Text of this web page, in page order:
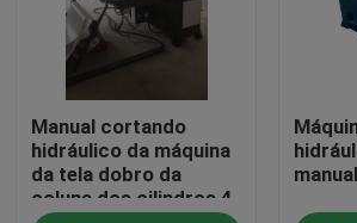
Casa
Manual cortando
hidráulico da máquina
da tela dobro da
coluna dos cilindros 4